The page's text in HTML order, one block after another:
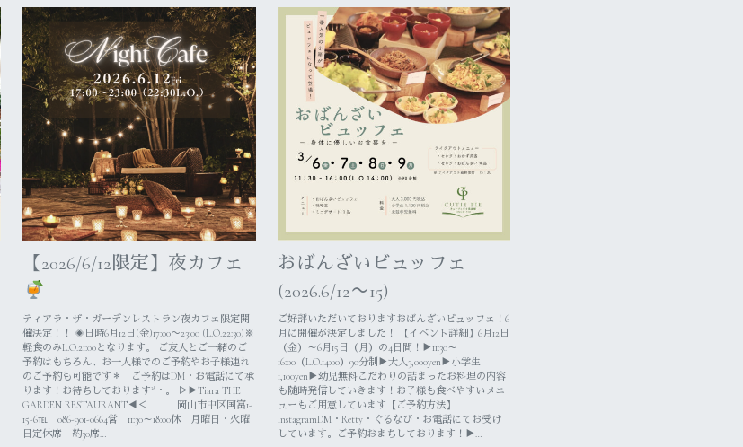
【2026/6/12限定】夜カフェ
ティアラ・ザ・ガーデンレストラン夜カフェ限定開
催決定！！ ◈日時6月12日(金)17:00〜23:00 (L.O.22:30)※
軽食のみL.O.21:00となります。 ご友人とご一緒のご
予約はもちろん、お一人様でのご予約やお子様連れ
のご予約も可能です＊ ご予約はDM・お電話にて承
ります！お待ちしております*・。 ▷▶︎Tiara THE
GARDEN RESTAURANT◀︎◁ 岡山市中区国富1-
15-6℡ 086-901-0664営 11:30～18:00休 月曜日・火曜
日定休席 約30席…
おばんざいビュッフェ
(2026.6/12〜15)
ご好評いただいておりますおばんざいビュッフェ！⁡6
月に開催が決定しました！ ⁡【イベント詳細】6月12日
（金）～6月15日（月）の4日間！⁡⁡▶︎11:30～
16:00（L.O.14:00）90分制⁡▶︎大人3,000yen▶︎小学生
1,100yen▶︎幼児無料⁡⁡⁡こだわりの詰まったお料理の内容
も随時発信していきます！お子様も食べやすいメニ
ューもご用意しています⁡⁡【ご予約方法】
⁡InstagramDM・Retty・ぐるなび・お電話にてお受け
しています。⁡⁡ご予約おまちしております！⁡⁡⁡▶…